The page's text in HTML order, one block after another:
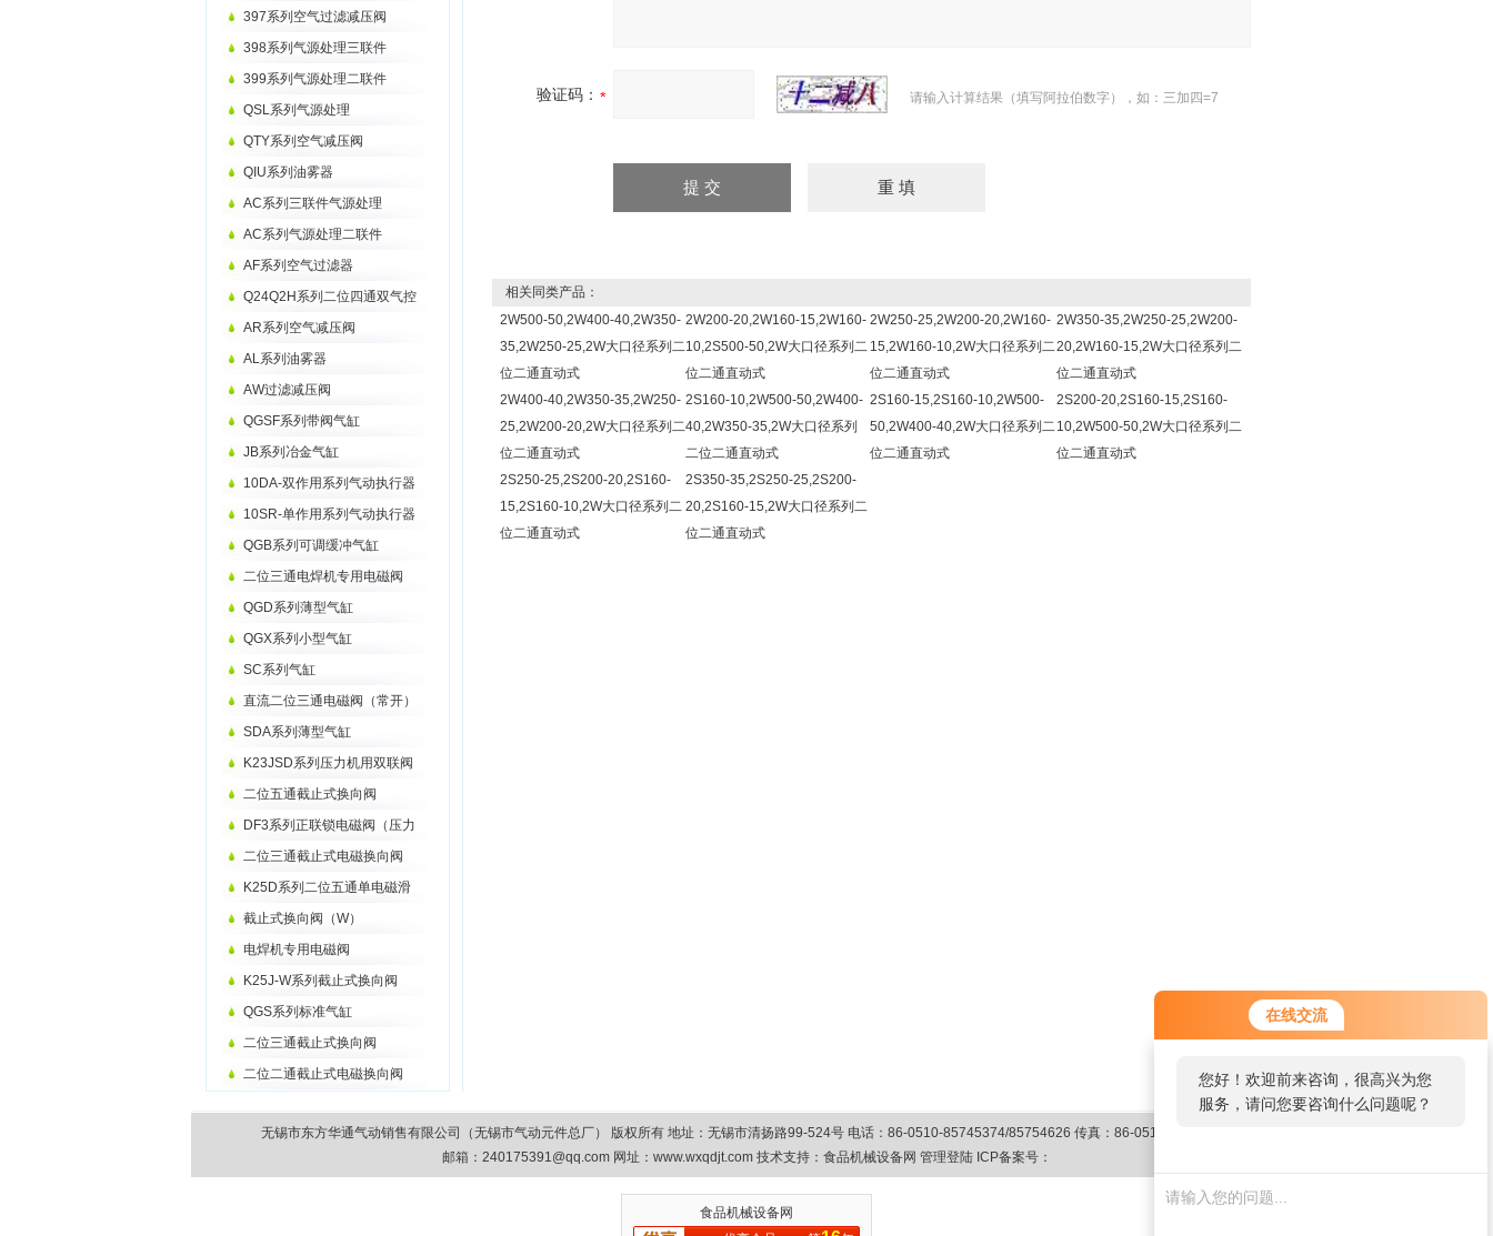
在线交流
您好！欢迎前来咨询，很高兴为您
服务，请问您要咨询什么问题呢？
397系列空气过滤减压阀
398系列气源处理三联件
399系列气源处理二联件
QSL系列气源处理
QTY系列空气减压阀
QIU系列油雾器
AC系列三联件气源处理
AC系列气源处理二联件
AF系列空气过滤器
Q24Q2H系列二位四通双气控
AR系列空气减压阀
AL系列油雾器
AW过滤减压阀
QGSF系列带阀气缸
JB系列冶金气缸
10DA-双作用系列气动执行器
10SR-单作用系列气动执行器
QGB系列可调缓冲气缸
二位三通电焊机专用电磁阀
QGD系列薄型气缸
QGX系列小型气缸
SC系列气缸
直流二位三通电磁阀（常开）
SDA系列薄型气缸
K23JSD系列压力机用双联阀
二位五通截止式换向阀
DF3系列正联锁电磁阀（压力
二位三通截止式电磁换向阀
K25D系列二位五通单电磁滑
截止式换向阀（W）
电焊机专用电磁阀
K25J-W系列截止式换向阀
QGS系列标准气缸
二位三通截止式换向阀
二位二通截止式电磁换向阀
验证码： 请输入计算结果（填写阿拉伯数字），如：三加四=7
相关同类产品：
2W500-50,2W400-40,2W350-
35,2W250-25,2W大口径系列二
位二通直动式
2W200-20,2W160-15,2W160-
10,2S500-50,2W大口径系列二
位二通直动式
2W250-25,2W200-20,2W160-
15,2W160-10,2W大口径系列二
位二通直动式
2W350-35,2W250-25,2W200-
20,2W160-15,2W大口径系列二
位二通直动式
2W400-40,2W350-35,2W250-
25,2W200-20,2W大口径系列二
位二通直动式
2S160-10,2W500-50,2W400-
40,2W350-35,2W大口径系列
二位二通直动式
2S160-15,2S160-10,2W500-
50,2W400-40,2W大口径系列二
位二通直动式
2S200-20,2S160-15,2S160-
10,2W500-50,2W大口径系列二
位二通直动式
2S250-25,2S200-20,2S160-
15,2S160-10,2W大口径系列二
位二通直动式
2S350-35,2S250-25,2S200-
20,2S160-15,2W大口径系列二
位二通直动式
无锡市东方华通气动销售有限公司（无锡市气动元件总厂） 版权所有 地址：无锡市清扬路99-524号 电话：86-0510-85745374/85754626 传真：86-0510-85744800
邮箱： 240175391@qq.com网址：www.wxqdjt.com 技术支持： 食品机械设备网 管理登陆ICP备案号：
食品机械设备网